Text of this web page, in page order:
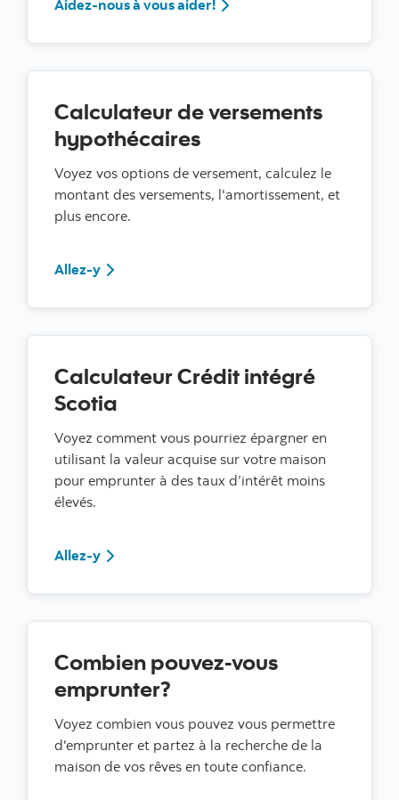
Aidez-nous à vous aider!Aidez-nous à vous aider!
Calculateur de versements
hypothécaires
Voyez vos options de versement, calculez le
montant des versements, l'amortissement, et
plus encore.
Allez-yAllez-y
Calculateur Crédit intégré
Scotia
Voyez comment vous pourriez épargner en
utilisant la valeur acquise sur votre maison
pour emprunter à des taux d’intérêt moins
élevés.
Allez-yAllez-y
Combien pouvez-vous
emprunter?
Voyez combien vous pouvez vous permettre
d'emprunter et partez à la recherche de la
maison de vos rêves en toute confiance.